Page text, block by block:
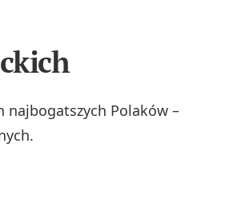
najbogatszych Polaków –